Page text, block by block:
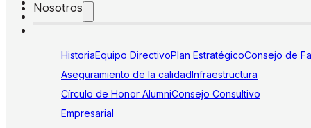
Nosotros
HistoriaEquipo DirectivoPlan EstratégicoConsejo de
Aseguramiento de la calidadInfraestructura
Círculo de Honor AlumniConsejo Consultivo
Empresarial